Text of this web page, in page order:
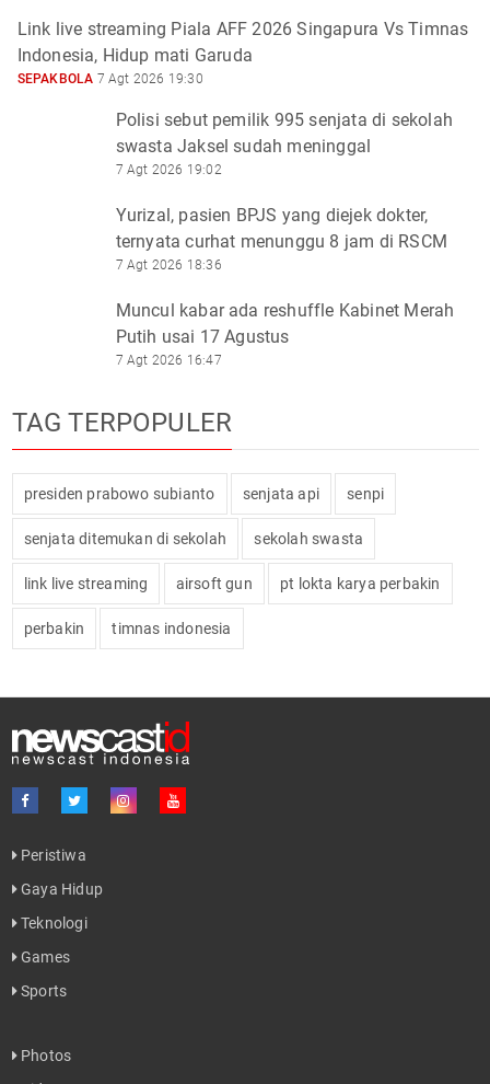
Link live streaming Piala AFF 2026 Singapura Vs Timnas
Indonesia, Hidup mati Garuda
SEPAKBOLA 7 Agt 2026 19:30
Polisi sebut pemilik 995 senjata di sekolah
swasta Jaksel sudah meninggal
7 Agt 2026 19:02
Yurizal, pasien BPJS yang diejek dokter,
ternyata curhat menunggu 8 jam di RSCM
7 Agt 2026 18:36
Muncul kabar ada reshuffle Kabinet Merah
Putih usai 17 Agustus
7 Agt 2026 16:47
TAG TERPOPULER
presiden prabowo subianto senjata api senpi
senjata ditemukan di sekolah sekolah swasta
link live streaming airsoft gun pt lokta karya perbakin
perbakin timnas indonesia
Peristiwa
Gaya Hidup
Teknologi
Games
Sports
Photos